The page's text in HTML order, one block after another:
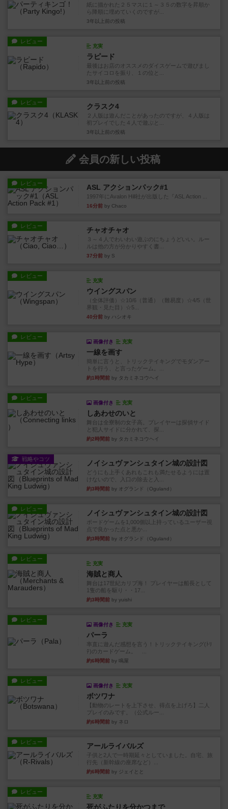
紙に描かれた２５マスに１～３５の数字を昇順か
ら降順に埋めていくのですが...
3年以上前 の投稿
レビュー
充実
ラピード
最後はお店のオススメのダイスゲームで遊びまし
たサイコロを振り、１の位と...
3年以上前 の投稿
レビュー クラスク4
２人版は遊んだことがあったのですが、４人版は
初プレイでした４人で遊ぶと...
3年以上前 の投稿
会員の新しい投稿
レビュー ASL アクションパック#1
1997年にAvalon Hill社が出版した『ASL Action ...
16分前 by Chaco
レビュー チャオチャオ
３～４人でわいわい遊ぶのにちょうどいい。ルー
ルは他の方が分かりやすく書...
37分前 by S
レビュー
充実
ウイングスパン
（全体評価）☆10/6（普通）（難易度）☆4/5（世
界観・見た目）☆5...
40分前 by ハシオキ
レビュー
画像付き 充実
一線を画す
簡単に言うと、トリックテイキングでモダンアー
トを行う、と言ったゲーム。...
約1時間前 by タカミネコウヘイ
レビュー
画像付き 充実
しあわせのいと
舞台は全寮制の女子高。プレイヤーは探偵サイド
と犯人サイドに分かれて、探...
約2時間前 by タカミネコウヘイ
戦略やコツ ノイシュヴァンシュタイン城の設計図
どうにも上手くあれもこれも満たせるようには置
けないので、入口の除去と入...
約3時間前 by オグランド（Oguland）
レビュー ノイシュヴァンシュタイン城の設計図
ボードゲームを1,000個以上持っているユーザー視
点で良かった点と悪か...
約3時間前 by オグランド（Oguland）
レビュー
充実
海賊と商人
舞台は17世紀カリブ海！ プレイヤーは船長として
1隻の船を駆り・・17...
約3時間前 by yuishi
レビュー
画像付き 充実
パーラ
率直に遊んだ感想を言う！トリックテイキング(ﾄﾘ
ﾃ)のカードゲーム。 ...
約6時間前 by 鳴屋
レビュー
画像付き 充実
ボツワナ
【動物のレートを上下させ、得点を上げろ】二人
プレイのみです。（公式ルー...
約6時間前 by ネロ
レビュー アールライバルズ
子供と2人で一時期延々としていました。自宅、旅
行先（新幹線の座席など）...
約6時間前 by ジェイとと
レビュー
充実
死がふたりを分かつまで